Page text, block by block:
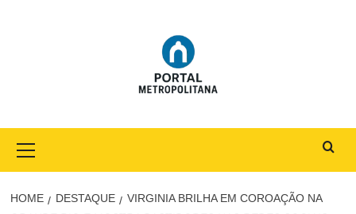
Menu
HOME DESTAQUE
VIRGINIA BRILHA EM COROAÇÃO NA